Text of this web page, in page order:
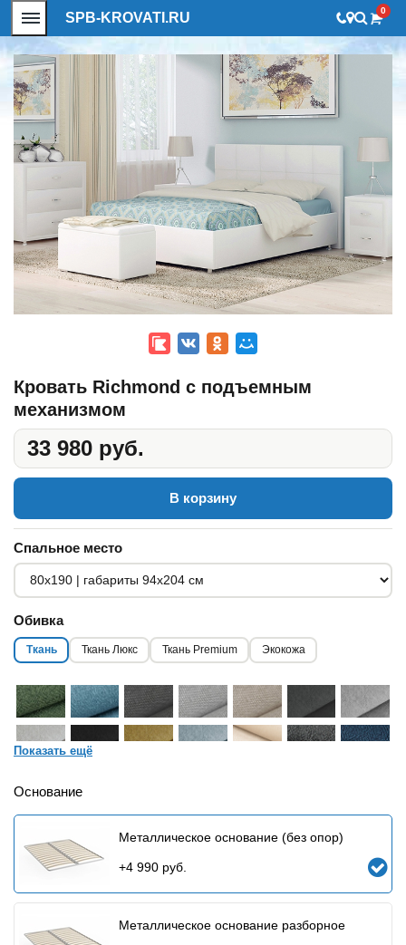
SPB-KROVATI.RU 0
Кровать Richmond с подъемным
механизмом
33 980 руб.
В корзину
Спальное место
Обивка
Ткань Ткань Люкс Ткань Premium Экокожа
Показать ещё
Основание
Металлическое основание (без опор)
+4 990 руб.
Металлическое основание разборное